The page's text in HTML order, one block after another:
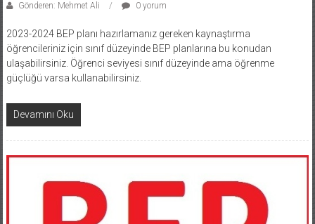
Gönderen: Mehmet Ali 0 yorum
2023-2024 BEP planı hazırlamanız gereken kaynaştırma
öğrencileriniz için sınıf düzeyinde BEP planlarına bu konudan
ulaşabilirsiniz. Öğrenci seviyesi sınıf düzeyinde ama öğrenme
güçlüğü varsa kullanabilirsiniz.
Devamını Oku